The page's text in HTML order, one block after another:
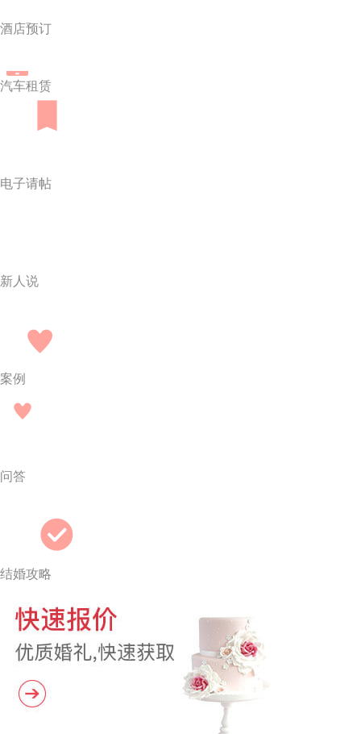
酒店预订
汽车租赁
电子请帖
新人说
案例
问答
结婚攻略